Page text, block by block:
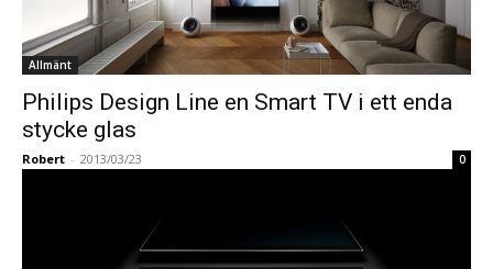
Allmänt
Philips Design Line en Smart TV i ett enda
stycke glas
Robert - 2013/03/23 0